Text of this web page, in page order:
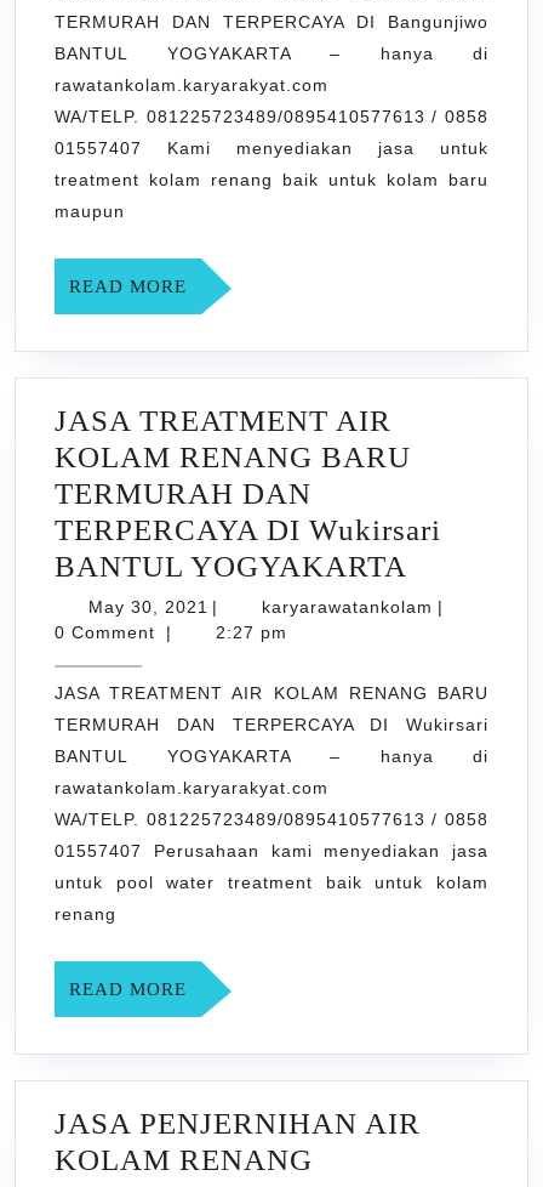
RENANG
BARU
DAN
DI
TERMURAH DAN TERPERCAYA DI Bangunjiwo
BANTUL YOGYAKARTA – hanya di
rawatankolam.karyarakyat.com
WA/TELP. 081225723489/0895410577613 / 0858
01557407 Kami menyediakan jasa untuk
treatment kolam renang baik untuk kolam baru
maupun
READ MORE READ
MORE
JASA TREATMENT AIR
KOLAM RENANG BARU
TERMURAH DAN
TERPERCAYA DI Wukirsari
BANTUL YOGYAKARTA
RENANG
BARU
DAN
DI
May 30, 2021 May
30,
| karyarawatankolam |
0 Comment
| 2:27 pm
JASA TREATMENT AIR KOLAM RENANG BARU
TERMURAH DAN TERPERCAYA DI Wukirsari
BANTUL YOGYAKARTA – hanya di
rawatankolam.karyarakyat.com
WA/TELP. 081225723489/0895410577613 / 0858
01557407 Perusahaan kami menyediakan jasa
untuk pool water treatment baik untuk kolam
renang
READ MORE READ
MORE
JASA PENJERNIHAN AIR
KOLAM RENANG